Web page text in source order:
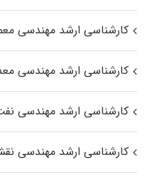
کارشناسی ارشد مهندسی
کارشناسی ارشد مهندسی
کارشناسی ارشد مهندسی
کارشناسی ارشد مهندسی